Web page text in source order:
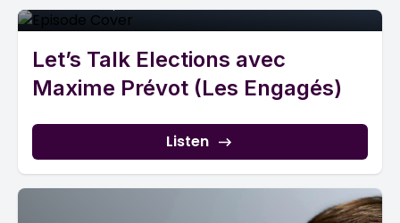
Let’s Talk Elections avec
Maxime Prévot (Les Engagés)
Listen